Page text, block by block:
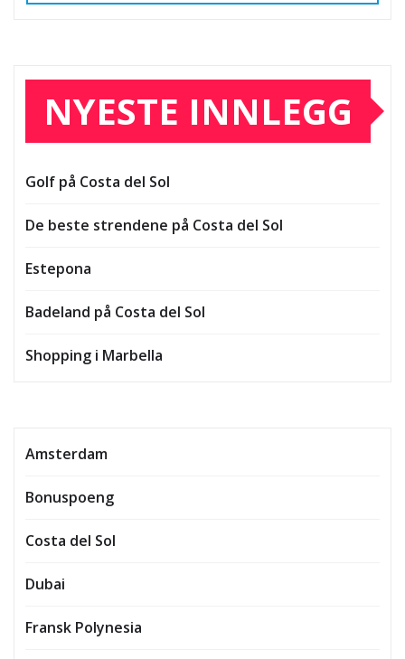
NYESTE INNLEGG
Golf på Costa del Sol
De beste strendene på Costa del Sol
Estepona
Badeland på Costa del Sol
Shopping i Marbella
Amsterdam
Bonuspoeng
Costa del Sol
Dubai
Fransk Polynesia